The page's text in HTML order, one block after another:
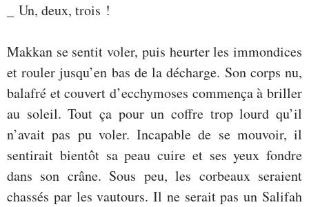
_ Un, deux, trois !
Makkan se sentit voler, puis heurter les immondices
et rouler jusqu’en bas de la décharge. Son corps nu,
balafré et couvert d’ecchymoses commença à briller
au soleil. Tout ça pour un coffre trop lourd qu’il
n’avait pas pu voler. Incapable de se mouvoir, il
sentirait bientôt sa peau cuire et ses yeux fondre
dans son crâne. Sous peu, les corbeaux seraient
chassés par les vautours. Il ne serait pas un Salifah